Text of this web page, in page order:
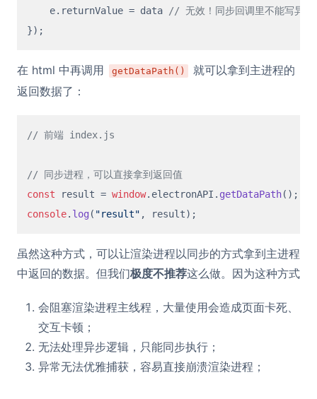
    e.
returnValue = data
// 无效！同步回调里不能写异步
在 html 中再调用 getDataPath()
就可以拿到主进程的
返回数据了：
// 前端 index.js
// 同步进程，可以直接拿到返回值
const result = window. electronAPI . getDataPath
console. log ( "result"
虽然这种方式，可以让渲染进程以同步的方式拿到主进程
中返回的数据。但我们极度不推荐这么做。因为这种方式
会阻塞渲染进程主线程，大量使用会造成页面卡死、
交互卡顿；
无法处理异步逻辑，只能同步执行；
异常无法优雅捕获，容易直接崩溃渲染进程；